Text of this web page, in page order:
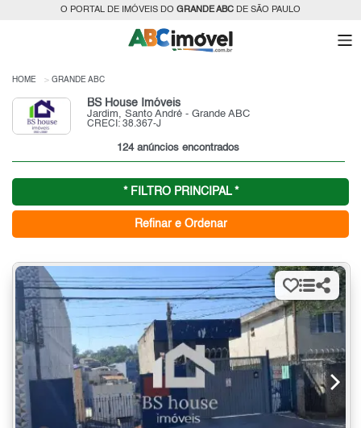
O PORTAL DE IMÓVEIS DO GRANDE ABC DE SÃO PAULO
HOME GRANDE ABC
BS House Imóveis
Jardim, Santo André - Grande ABC
CRECI: 38.367-J
124 anúncios encontrados
* FILTRO PRINCIPAL *
Refinar e Ordenar